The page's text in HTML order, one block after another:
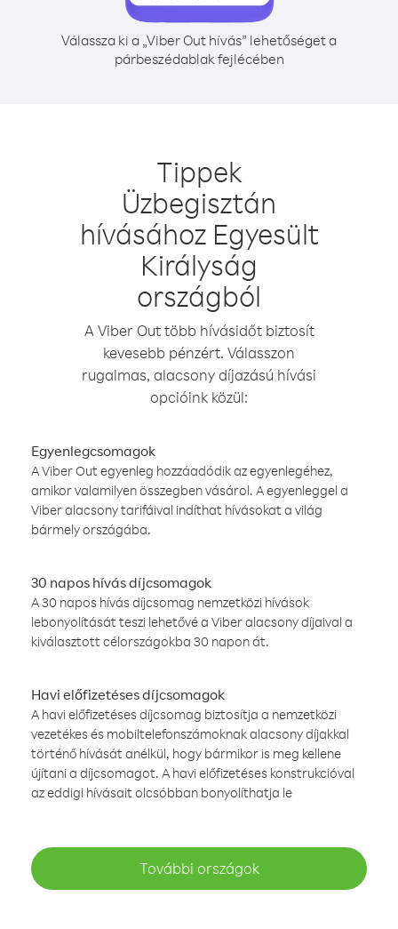
Válassza ki a „Viber Out hívás” lehetőséget a
párbeszédablak fejlécében
Tippek
Üzbegisztán
hívásához Egyesült
Királyság
országból
A Viber Out több hívásidőt biztosít
kevesebb pénzért. Válasszon
rugalmas, alacsony díjazású hívási
opcióink közül:
Egyenlegcsomagok
A Viber Out egyenleg hozzáadódik az egyenlegéhez,
amikor valamilyen összegben vásárol. A egyenleggel a
Viber alacsony tarifáival indíthat hívásokat a világ
bármely országába.
30 napos hívás díjcsomagok
A 30 napos hívás díjcsomag nemzetközi hívások
lebonyolítását teszi lehetővé a Viber alacsony díjaival a
kiválasztott célországokba 30 napon át.
Havi előfizetéses díjcsomagok
A havi előfizetéses díjcsomag biztosítja a nemzetközi
vezetékes és mobiltelefonszámoknak alacsony díjakkal
történő hívását anélkül, hogy bármikor is meg kellene
újítani a díjcsomagot. A havi előfizetéses konstrukcióval
az eddigi hívásait olcsóbban bonyolíthatja le
További országok